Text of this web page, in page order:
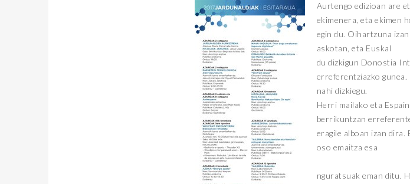
Aurtengo edizioan are
ekimenera, eta ekimen
egin du. Oihartzuna
askotan, eta Euskal
du dizkigun Donostia
erreferentziazko
nahi dizkiegu.
Herri mailako eta
berrikuntzan
eragile alboan izan
oso emaitza esa
nguratsuak eman ditu.